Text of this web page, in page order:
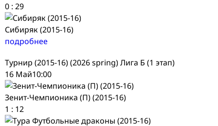
0 : 29
Сибиряк (2015-16)
подробнее
Турнир (2015-16) (2026 spring) Лига Б (1 этап)
16 Май10:00
Зенит-Чемпионика (П) (2015-16)
1 : 12